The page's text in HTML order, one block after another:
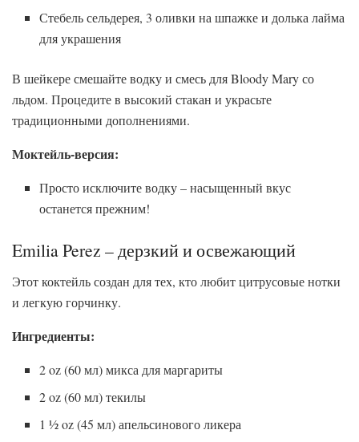
Стебель сельдерея, 3 оливки на шпажке и долька лайма
для украшения
В шейкере смешайте водку и смесь для Bloody Mary со
льдом. Процедите в высокий стакан и украсьте
традиционными дополнениями.
Моктейль-версия:
Просто исключите водку – насыщенный вкус
останется прежним!
Emilia Perez – дерзкий и освежающий
Этот коктейль создан для тех, кто любит цитрусовые нотки
и легкую горчинку.
Ингредиенты:
2 oz (60 мл) микса для маргариты
2 oz (60 мл) текилы
1 ½ oz (45 мл) апельсинового ликера